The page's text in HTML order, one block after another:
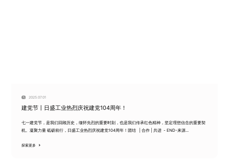
2025.07.01
建党节丨日盛工业热烈庆祝建党104周年！
七一建党节，是我们回顾历史，缅怀先烈的重要时刻，也是我们传承红色精神，坚定理想信念的重要契
机。凝聚力量 砥砺前行，日盛工业热烈庆祝建党104周年！团结 | 合作 | 共进 - END-来源...
探索更多